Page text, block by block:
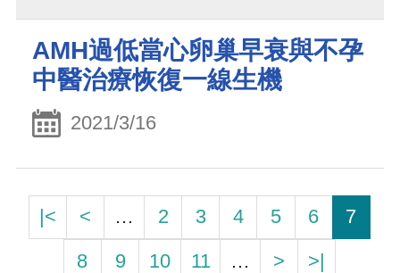
AMH過低當心卵巢早衰與不孕
中醫治療恢復一線生機
2021/3/16
|< < … 2 3 4 5 6
7
8
9 10 11 … > >|